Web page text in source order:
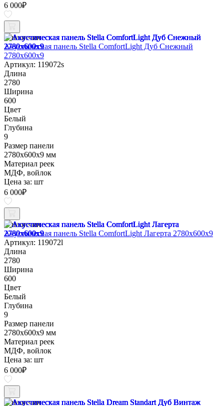
6 000₽
В наличии
Акустическая панель Stella ComfortLight Дуб Снежный
2780х600х9
Артикул: 119072s
Длина
2780
Ширина
600
Цвет
Белый
Глубина
9
Размер панели
2780х600х9 мм
Материал реек
МДФ, войлок
Цена за: шт
6 000₽
В наличии
Акустическая панель Stella ComfortLight Лагерта 2780х600х9
Артикул: 119072l
Длина
2780
Ширина
600
Цвет
Белый
Глубина
9
Размер панели
2780х600х9 мм
Материал реек
МДФ, войлок
Цена за: шт
6 000₽
В наличии